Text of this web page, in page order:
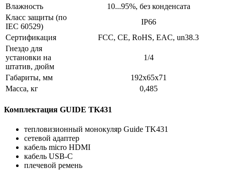
Влажность
10...95%, без конденсата
Класс защиты (по
IEC 60529)
IP66
Сертификация
FCC, CE, RoHS, EAC, un38.3
Гнездо для
установки на
штатив, дюйм
1/4
Габариты, мм
192x65x71
Масса, кг
0,485
Комплектация GUIDE TK431
тепловизионный монокуляр Guide TK431
сетевой адаптер
кабель micro HDMI
кабель USB-C
плечевой ремень